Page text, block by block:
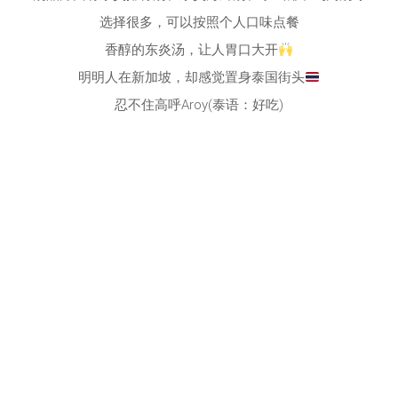
选择很多，可以按照个人口味点餐
香醇的东炎汤，让人胃口大开
明明人在新加坡，却感觉置身泰国街头
忍不住高呼Aroy(泰语：好吃)